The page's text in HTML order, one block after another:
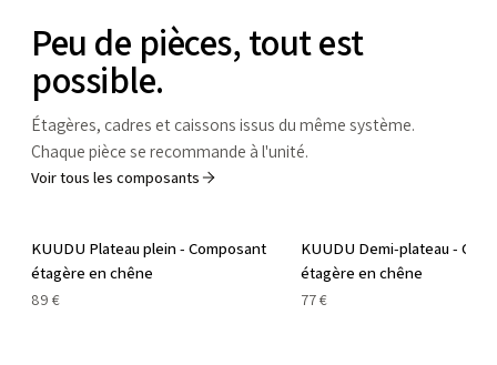
Peu de pièces, tout est
possible.
Étagères, cadres et caissons issus du même système.
Chaque pièce se recommande à l'unité.
Voir tous les composants
KUUDU Plateau plein - Composant
étagère en chêne
89 €
KUUDU Demi-plateau -
étagère en chêne
77 €